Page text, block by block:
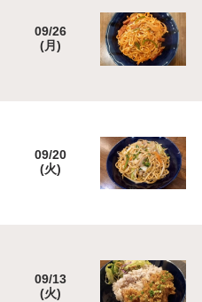
09/26
(月)
09/20
(火)
09/13
(火)